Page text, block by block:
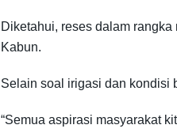
Diketahui, reses dalam
Kabun.
Selain soal irigasi dan kondisi
“Semua aspirasi masyarakat